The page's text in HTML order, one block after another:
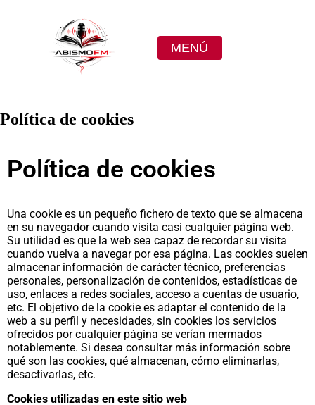
MENÚ
Política de cookies
Política de cookies
Una cookie es un pequeño fichero de texto que se almacena
en su navegador cuando visita casi cualquier página web.
Su utilidad es que la web sea capaz de recordar su visita
cuando vuelva a navegar por esa página. Las cookies suelen
almacenar información de carácter técnico, preferencias
personales, personalización de contenidos, estadísticas de
uso, enlaces a redes sociales, acceso a cuentas de usuario,
etc. El objetivo de la cookie es adaptar el contenido de la
web a su perfil y necesidades, sin cookies los servicios
ofrecidos por cualquier página se verían mermados
notablemente. Si desea consultar más información sobre
qué son las cookies, qué almacenan, cómo eliminarlas,
desactivarlas, etc.
Cookies utilizadas en este sitio web